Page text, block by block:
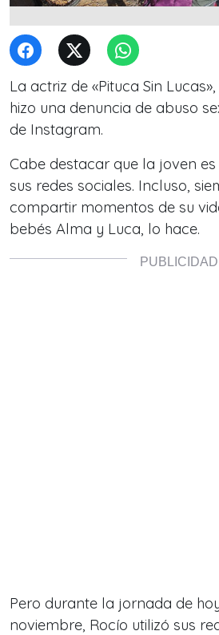
La actriz de «Pituca Sin
hizo una denuncia de abuso
de Instagram.
Cabe destacar que la joven
sus redes sociales. Incluso,
compartir momentos de su
bebés Alma y Luca, lo hace.
Pero durante la jornada de
noviembre, Rocío utilizó sus